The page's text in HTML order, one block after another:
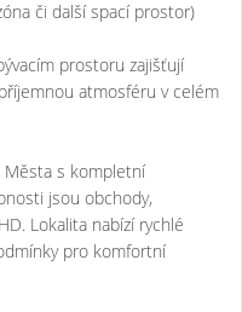
či další spací prostor)
prostoru zajišťují
atmosféru v celém
Města s kompletní
jsou obchody,
Lokalita nabízí rychlé
pro komfortní